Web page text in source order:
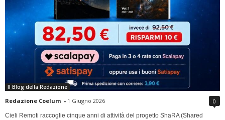
Il Blog della Redazione
Redazione Coelum - 1 Giugno 2026 0
Cieli Remoti raccoglie cinque anni di attività del progetto ShaRA (Shared